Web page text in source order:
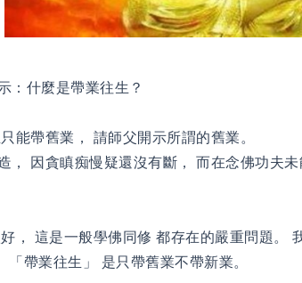
：什麼是帶業往生？
能帶舊業， 請師父開示所謂的舊業。
， 因貪瞋痴慢疑還沒有斷， 而在念佛功夫
， 這是一般學佛同修 都存在的嚴重問題。
帶業往生」 是只帶舊業不帶新業。